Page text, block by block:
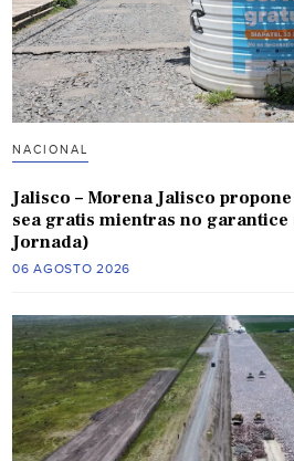
NACIONAL
Jalisco – Morena Jalisco
sea gratis mientras no garantice
Jornada)
06 AGOSTO 2026